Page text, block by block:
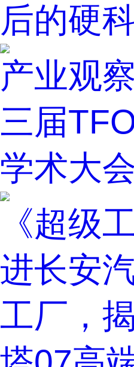
后的硬
产业观
三届
学术大
《超级
进长安
工厂，